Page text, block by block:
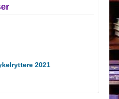
2021